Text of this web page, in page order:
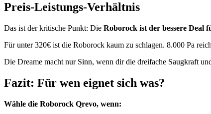
Preis-Leistungs-Verhältnis
Das ist der kritische Punkt: Die Roborock ist der bessere Deal
Für unter 320€ ist die Roborock kaum zu schlagen. 8.000 Pa
Die Dreame macht nur Sinn, wenn dir die dreifache Saugkraft
Fazit: Für wen eignet sich was?
Wähle die Roborock Qrevo, wenn: